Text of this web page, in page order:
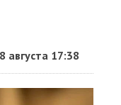
8 августа 17:38